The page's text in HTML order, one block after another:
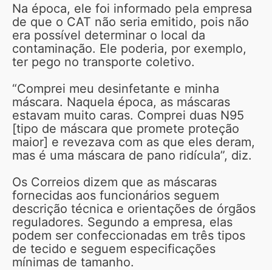
Na época, ele foi informado pela empresa
de que o CAT não seria emitido, pois não
era possível determinar o local da
contaminação. Ele poderia, por exemplo,
ter pego no transporte coletivo.
“Comprei meu desinfetante e minha
máscara. Naquela época, as máscaras
estavam muito caras. Comprei duas N95
[tipo de máscara que promete proteção
maior] e revezava com as que eles deram,
mas é uma máscara de pano ridícula”, diz.
Os Correios dizem que as máscaras
fornecidas aos funcionários seguem
descrição técnica e orientações de órgãos
reguladores. Segundo a empresa, elas
podem ser confeccionadas em três tipos
de tecido e seguem especificações
mínimas de tamanho.